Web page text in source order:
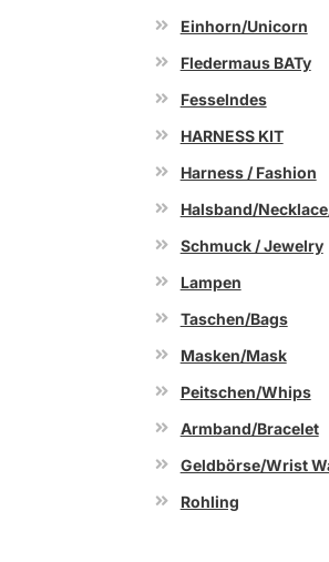
Einhorn/Unicorn
Fledermaus BATy
Fesselndes
HARNESS KIT
Harness / Fashion
Halsband/
Schmuck / Jewelry
Lampen
Taschen/Bags
Masken/Mask
Peitschen/Whips
Armband/Bracelet
Geldbörse/Wrist
Rohling